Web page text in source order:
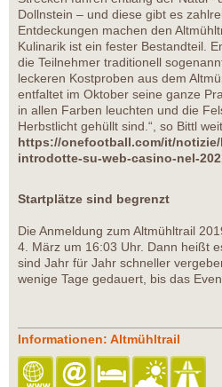
Dollnstein – und diese gibt es
Entdeckungen machen den
Kulinarik ist ein fester Bestandteil.
die Teilnehmer traditionell
leckeren Kostproben aus dem
entfaltet im Oktober seine ganze
in allen Farben leuchten und die
Herbstlicht gehüllt sind.“, so Bittl
https://onefootball.com/it/
introdotte-su-web-casino-nel-
Startplätze sind begrenzt
Die Anmeldung zum Altmühltrail
4. März um 16:03 Uhr. Dann heißt
sind Jahr für Jahr schneller
wenige Tage gedauert, bis das
Informationen: Altmühltrail